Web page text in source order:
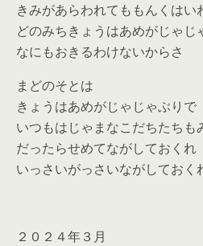
きみがあらわれてももんくはい
どのみちきょうはあめがじゃじ
なにもおきるわけないからさ
まどのそとは
きょうはあめがじゃじゃぶりで
いつもはじゃまなこだちたちも
だったらせめてながしておくれ
いっさいがっさいながしておく
２０２４年３月